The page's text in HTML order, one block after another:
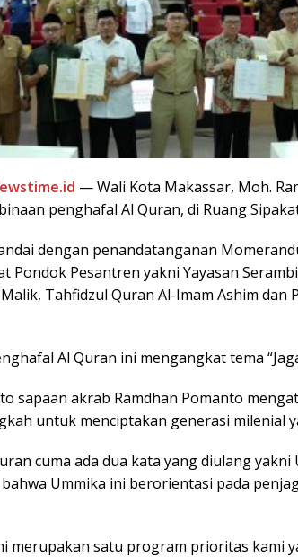
— Wali Kota Makassar, Moh.
penghafal Al Quran, di Ruang
dengan penandatanganan
Pondok Pesantren yakni Yayasan
Tahfidzul Quran Al-Imam Ashim dan
Al Quran ini mengangkat tema
sapaan akrab Ramdhan Pomanto
untuk menciptakan generasi milenial
cuma ada dua kata yang diulang
Ummika ini berorientasi pada
merupakan satu program prioritas kami